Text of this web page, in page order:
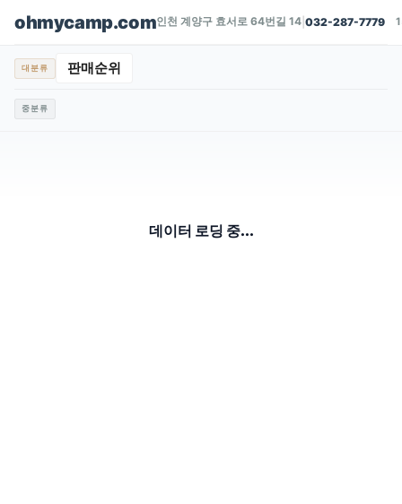
ohmycamp.com인천 계양구 효서로 64번길 14 |032-287-7779
대분류 판매순위
중분류
데이터 로딩 중...